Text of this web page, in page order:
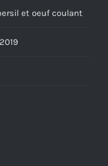
et oeuf coulant